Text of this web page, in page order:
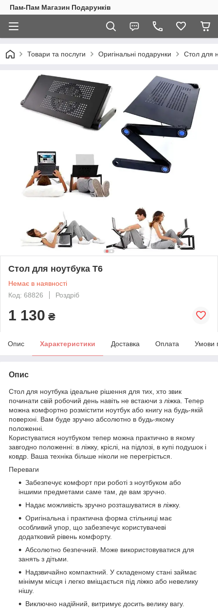
Пам-Пам Магазин Подарунків
Товари та послуги Оригінальні подарунки Стол для
Стол для ноутбука Т6
Немає в наявності
Код: 68826
Роздріб
1 130 ₴
Опис Характеристики Доставка Оплата Умови
Опис
Стол для ноутбука ідеальне рішення для тих, хто звик
починати свій робочий день навіть не встаючи з ліжка. Тепер
можна комфортно розмістити ноутбук або книгу на будь-якій
поверхні. Вам буде зручно абсолютно в будь-якому
положенні.
Користуватися ноутбуком тепер можна практично в якому
завгодно положенні: в ліжку, кріслі, на підлозі, в купі подушок і
ковдр. Ваша техніка більше ніколи не перегріється.
Переваги
Забезпечує комфорт при роботі з ноутбуком або
іншими предметами саме там, де вам зручно.
Надає можливість зручно розташуватися в ліжку.
Оригінальна і практична форма стільниці має
особливий упор, що забезпечує користувачеві
додатковий рівень комфорту.
Абсолютно безпечний. Може використовуватися для
занять з дітьми.
Надзвичайно компактний. У складеному стані займає
мінімум місця і легко вміщається під ліжко або невелику
нішу.
Виключно надійний, витримує досить велику вагу.